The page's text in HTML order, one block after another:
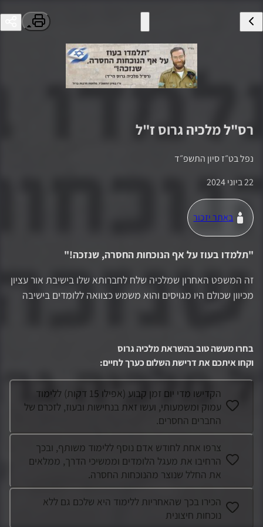
רס"למלכיה גרוס ז"ל
נפל בט״ז סיון התשפ״ד
22 ביוני 2024
באתר יזכור
"תלמדו בעוז על אף הנוכחות החסרה, שנזכה!"
זה המשפט האחרון שמלכיה שלח לחברותא שלו בישיבת אור עציון
מכיוון שכולם היו מגויסים והוא משמש כצוואה ללומדים בישיבה
בחרו מעשה טוב בהשראתמלכיה גרוס
וקחו איתכם את דרישת השלום כערך לחיים:
הקדישו מדי יום זמן קבוע (אפילו 15 דקות) ללימוד
עמוק ומשמעותי, ועשו זאת בנחישות ובעוז, לזכרם של
החברים החסרים.
צרפו אחת לחודש אדם נוסף ללימוד משותף, ובכך
הרחיבו את מעגל הלומדים וממשיכי הדרך, ממלאים
את החלל שנוצר מהנוכחות החסרה.
הכירו בכך שהאחריות ללימוד היא שלכם גם ללא
נוכחות חיצונית